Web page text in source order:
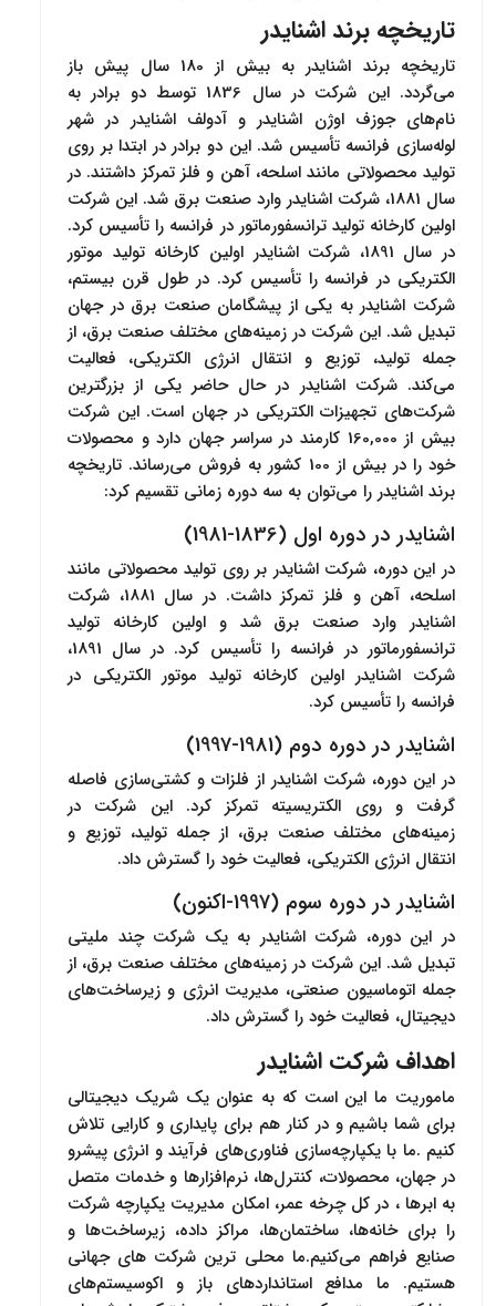
تاریخچه برند اشنایدر
تاریخچه برند اشنایدر به بیش از 180 سال پیش باز
می‌گردد. این شرکت در سال 1836 توسط دو برادر به
نام‌های جوزف اوژن اشنایدر و آدولف اشنایدر در شهر
لوله‌سازی فرانسه تأسیس شد. این دو برادر در ابتدا بر روی
تولید محصولاتی مانند اسلحه، آهن و فلز تمرکز داشتند. در
سال 1881، شرکت اشنایدر وارد صنعت برق شد. این شرکت
اولین کارخانه تولید ترانسفورماتور در فرانسه را تأسیس کرد.
در سال 1891، شرکت اشنایدر اولین کارخانه تولید موتور
الکتریکی در فرانسه را تأسیس کرد. در طول قرن بیستم،
شرکت اشنایدر به یکی از پیشگامان صنعت برق در جهان
تبدیل شد. این شرکت در زمینه‌های مختلف صنعت برق، از
جمله تولید، توزیع و انتقال انرژی الکتریکی، فعالیت
می‌کند. شرکت اشنایدر در حال حاضر یکی از بزرگترین
شرکت‌های تجهیزات الکتریکی در جهان است. این شرکت
بیش از 160,000 کارمند در سراسر جهان دارد و محصولات
خود را در بیش از 100 کشور به فروش می‌رساند. تاریخچه
برند اشنایدر را می‌توان به سه دوره زمانی تقسیم کرد:
اشنایدر در دوره اول (1836-1981)
در این دوره، شرکت اشنایدر بر روی تولید محصولاتی مانند
اسلحه، آهن و فلز تمرکز داشت. در سال 1881، شرکت
اشنایدر وارد صنعت برق شد و اولین کارخانه تولید
ترانسفورماتور در فرانسه را تأسیس کرد. در سال 1891،
شرکت اشنایدر اولین کارخانه تولید موتور الکتریکی در
فرانسه را تأسیس کرد.
اشنایدر در دوره دوم (1981-1997)
در این دوره، شرکت اشنایدر از فلزات و کشتی‌سازی فاصله
گرفت و روی الکتریسیته تمرکز کرد. این شرکت در
زمینه‌های مختلف صنعت برق، از جمله تولید، توزیع و
انتقال انرژی الکتریکی، فعالیت خود را گسترش داد.
اشنایدر در دوره سوم (1997-اکنون)
در این دوره، شرکت اشنایدر به یک شرکت چند ملیتی
تبدیل شد. این شرکت در زمینه‌های مختلف صنعت برق، از
جمله اتوماسیون صنعتی، مدیریت انرژی و زیرساخت‌های
دیجیتال، فعالیت خود را گسترش داد.
اهداف شرکت اشنایدر
ماموریت ما این است که به عنوان یک شریک دیجیتالی
برای شما باشیم و در کنار هم برای پایداری و کارایی تلاش
کنیم .ما با یکپارچه‌سازی فناوری‌های فرآیند و انرژی پیشرو
در جهان، محصولات، کنترل‌ها، نرم‌افزارها و خدمات متصل
به ابرها ، در کل چرخه عمر، امکان مدیریت یکپارچه شرکت
را برای خانه‌ها، ساختمان‌ها، مراکز داده، زیرساخت‌ها و
صنایع فراهم می‌کنیم.ما محلی ترین شرکت های جهانی
هستیم. ما مدافع استانداردهای باز و اکوسیستم‌های